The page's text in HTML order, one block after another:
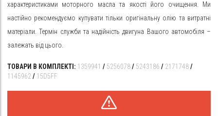
характеристиками моторного масла та якості його очищення. Ми
настійно рекомендуємо купувати тільки оригінальну олію та витратні
матеріали. Термін служби та надійність двигуна Вашого автомобіля –
залежать від цього.
ТОВАРИ В КОМПЛЕКТІ: 1359941 / 5256078/ 5243186 / 2171748/
1145962 / 15D5FF